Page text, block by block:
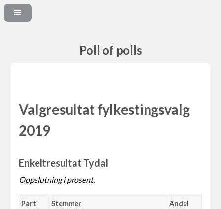
Poll of polls
Valgresultat fylkestingsvalg
2019
Enkeltresultat Tydal
Oppslutning i prosent.
Parti Stemmer Andel